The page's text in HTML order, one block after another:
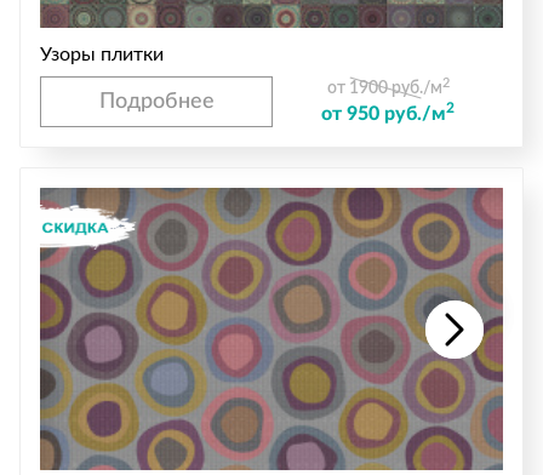
Узоры плитки
Подробнее
от 1900 руб./м 2
от 950 руб./м2